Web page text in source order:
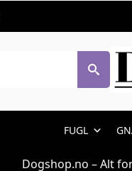
FUGL
Dogshop.no – Alt